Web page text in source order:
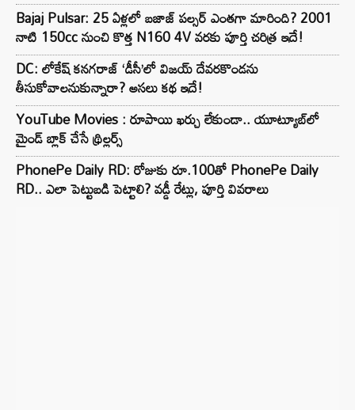
Bajaj Pulsar: 25 ఏళ్లలో బజాజ్ పల్సర్ ఎంతగా మారింది? 2001
నాటి 150cc నుంచి కొత్త N160 4V వరకు పూర్తి చరిత్ర ఇదే!
DC: లోకేష్ కనగరాజ్ ‘డీసీ’లో విజయ్ దేవరకొండను
తీసుకోవాలనుకున్నారా? అసలు కథ ఇదే!
YouTube Movies : రూపాయి ఖర్చు లేకుండా.. యూట్యూబ్‌లో
మైండ్ బ్లాక్‌ చేసే థ్రిల్లర్స్‌
PhonePe Daily RD: రోజుకు రూ.100తో PhonePe Daily
RD.. ఎలా పెట్టుబడి పెట్టాలి? వడ్డీ రేట్లు, పూర్తి వివరాలు